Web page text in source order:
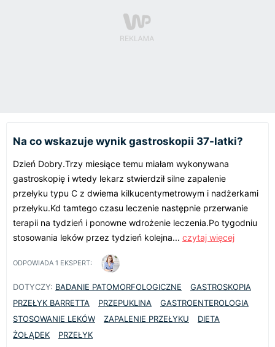
Na co wskazuje wynik gastroskopii 37-latki?
Dzień Dobry.Trzy miesiące temu miałam wykonywana
gastroskopię i wtedy lekarz stwierdził silne zapalenie
przełyku typu C z dwiema kilkucentymetrowym i nadżerkami
przełyku.Kd tamtego czasu leczenie następnie przerwanie
terapii na tydzień i ponowne wdrożenie leczenia.Po tygodniu
stosowania leków przez tydzień kolejna... czytaj więcej
ODPOWIADA 1 EKSPERT:
DOTYCZY: BADANIE PATOMORFOLOGICZNE
GASTROSKOPIA
PRZEŁYK BARRETTA
PRZEPUKLINA
GASTROENTEROLOGIA
STOSOWANIE LEKÓW
ZAPALENIE PRZEŁYKU
DIETA
ŻOŁĄDEK
PRZEŁYK